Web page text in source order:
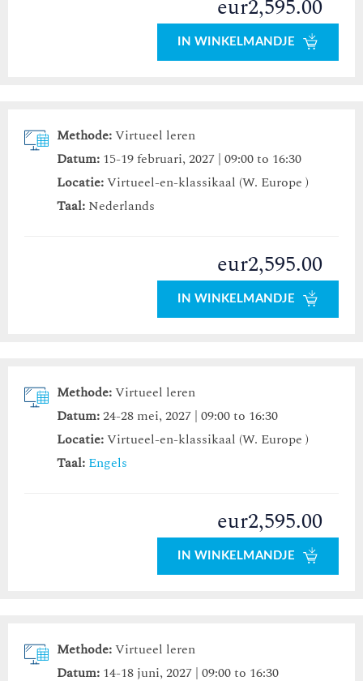
eur2,595.00
IN WINKELMANDJE
Methode:Virtueel leren
Datum: 15-19 februari, 2027 | 09:00 to 16:30
Locatie:Virtueel-en-klassikaal (W. Europe )
Taal: Nederlands
eur2,595.00
IN WINKELMANDJE
Methode:Virtueel leren
Datum:24-28 mei, 2027 | 09:00 to 16:30
Locatie:Virtueel-en-klassikaal (W. Europe )
Taal: Engels
eur2,595.00
IN WINKELMANDJE
Methode:Virtueel leren
Datum: 14-18 juni, 2027 | 09:00 to 16:30